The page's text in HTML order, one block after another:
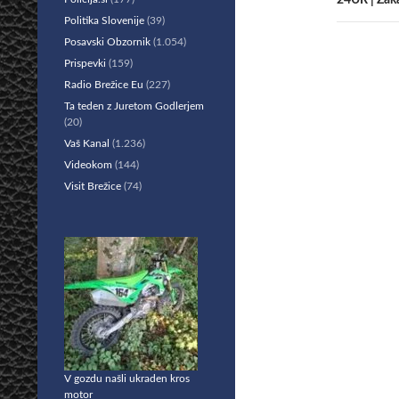
Politika Slovenije (39)
Posavski Obzornik (1.054)
Prispevki (159)
Radio Brežice Eu (227)
Ta teden z Juretom Godlerjem
(20)
Vaš Kanal (1.236)
Videokom (144)
Visit Brežice (74)
V gozdu našli ukraden kros
motor